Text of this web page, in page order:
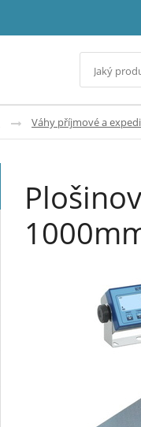
Váhy příjmové a